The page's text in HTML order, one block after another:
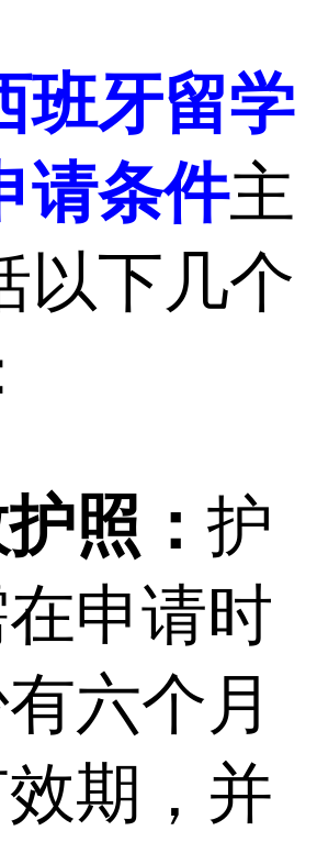
班牙留学
请条件主
以下几个
照： 护
申请时
六个月
期，并